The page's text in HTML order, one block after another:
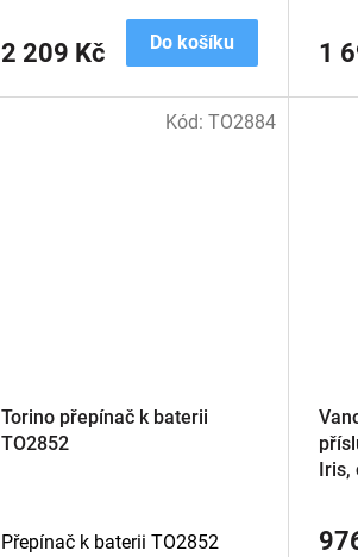
2 209 Kč Do košíku 1
Torino přepínač k baterii
TO2852
Přepínač k baterii TO2852
Kód:TO2884
Iris,